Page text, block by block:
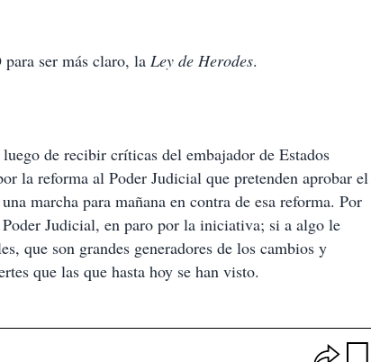
ser más claro, la Ley de Herodes.
de recibir críticas del embajador de Estados
la reforma al Poder Judicial que pretenden aprobar el
marcha para mañana en contra de esa reforma. Por
Judicial, en paro por la iniciativa; si a algo le
que son grandes generadores de los cambios y
que las que hasta hoy se han visto.